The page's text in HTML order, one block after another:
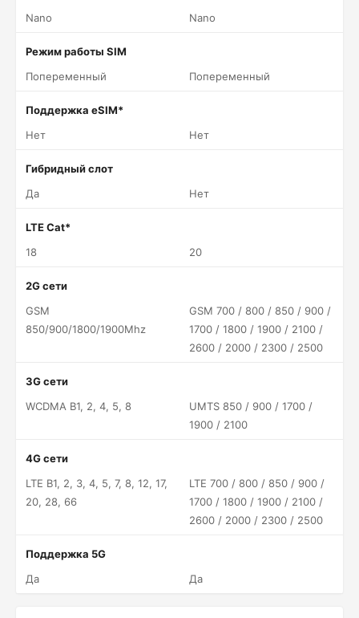
Nano
Nano
Режим работы SIM
Попеременный
Попеременный
Поддержка eSIM*
Нет
Нет
Гибридный слот
Да
Нет
LTE Cat*
18
20
2G сети
GSM
850/900/1800/1900Mhz
GSM 700 / 800 / 850 / 900 /
1700 / 1800 / 1900 / 2100 /
2600 / 2000 / 2300 / 2500
3G сети
WCDMA B1, 2, 4, 5, 8
UMTS 850 / 900 / 1700 /
1900 / 2100
4G сети
LTE B1, 2, 3, 4, 5, 7, 8, 12, 17,
20, 28, 66
LTE 700 / 800 / 850 / 900 /
1700 / 1800 / 1900 / 2100 /
2600 / 2000 / 2300 / 2500
Поддержка 5G
Да
Да